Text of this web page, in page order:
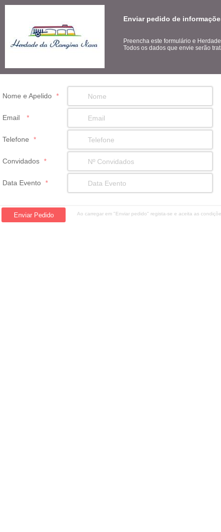
Enviar pedido de
Preencha este formulário e
Todos os dados que envie serão
Nome e Apelido *
Email *
Telefone *
Convidados *
Data Evento *
Ao carregar em "Enviar pedido" regista-se e aceita as